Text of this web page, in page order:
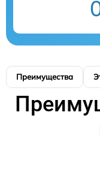
Преимущества